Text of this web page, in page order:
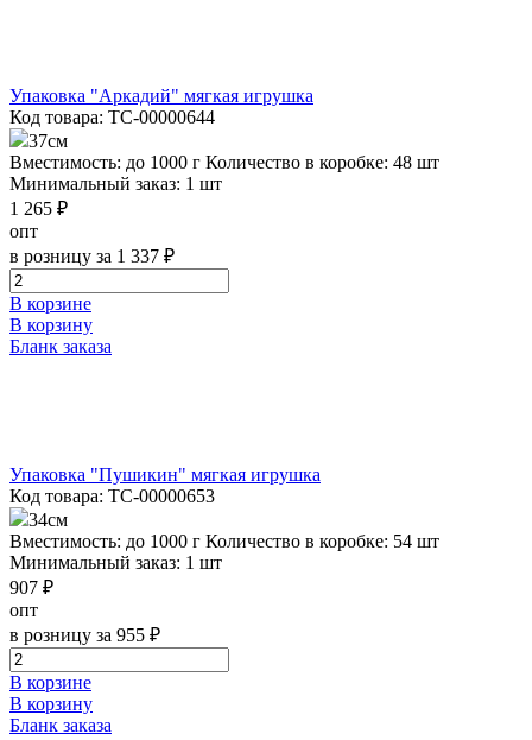
Упаковка "Аркадий" мягкая игрушка
Код товара: ТС-00000644
37см
Вместимость: до 1000 г Количество в коробке: 48 шт
Минимальный заказ: 1 шт
1 265 ₽
опт
в розницу за 1 337 ₽
В корзине
В корзину
Бланк заказа
Упаковка "Пушикин" мягкая игрушка
Код товара: ТС-00000653
34см
Вместимость: до 1000 г Количество в коробке: 54 шт
Минимальный заказ: 1 шт
907 ₽
опт
в розницу за 955 ₽
В корзине
В корзину
Бланк заказа